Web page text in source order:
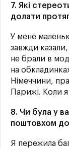
7. Які
долати
У мене
завжди
не брали в
на
Німеччини,
Парижі. Коли я
8. Чи була у
поштовхом до
Я пережила